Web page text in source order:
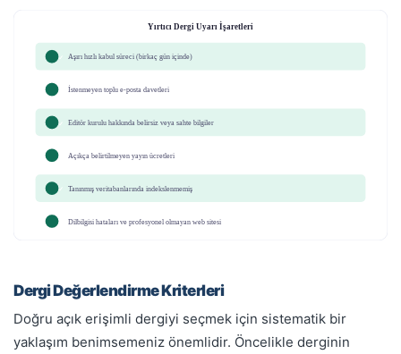
Yırtıcı Dergi Uyarı İşaretleri
✓ Aşırı hızlı kabul süreci (birkaç gün içinde)
✓ İstenmeyen toplu e-posta davetleri
✓ Editör kurulu hakkında belirsiz veya sahte bilgiler
✓ Açıkça belirtilmeyen yayın ücretleri
✓ Tanınmış veritabanlarında indekslenmemiş
✓ Dilbilgisi hataları ve profesyonel olmayan web sitesi
Dergi Değerlendirme Kriterleri
Doğru açık erişimli dergiyi seçmek için sistematik bir
yaklaşım benimsemeniz önemlidir. Öncelikle derginin